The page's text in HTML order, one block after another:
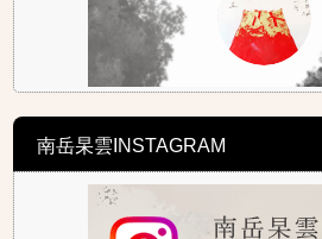
南岳杲雲INSTAGRAM